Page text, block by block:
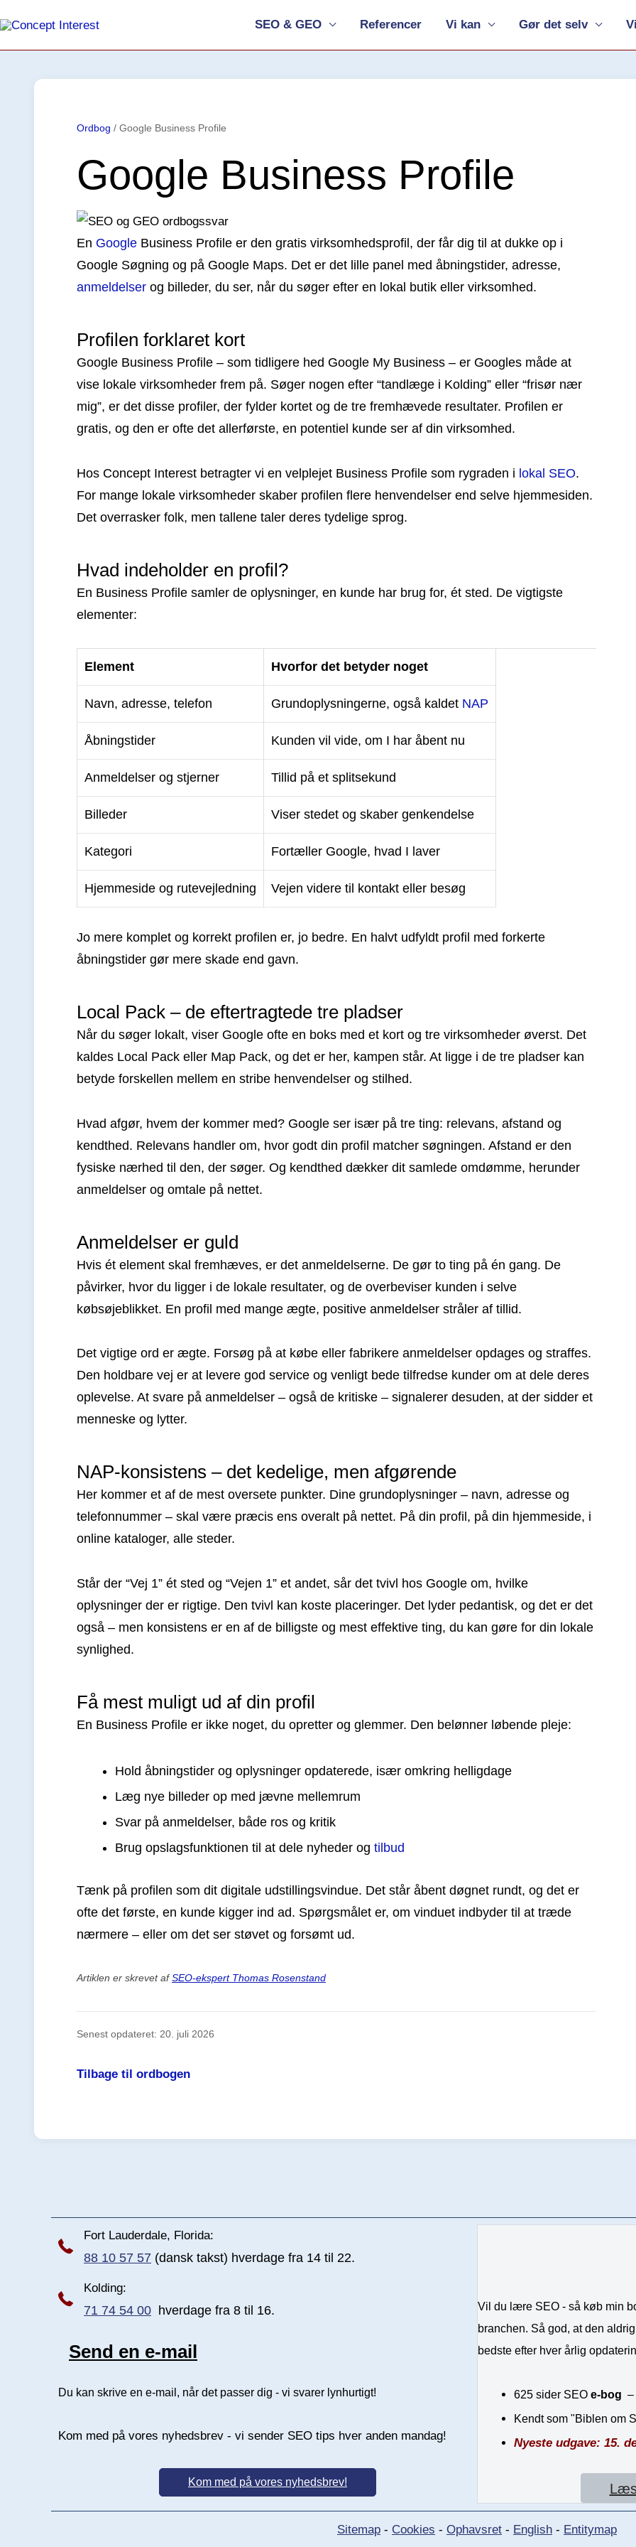
til
indholdet
SEO & GEO Referencer Vi kan Gør det selv
Ordbog / Google Business Profile
Google Business Profile
En Google Business Profile er den gratis virksomhedsprofil, der får dig til at dukke op i
Google Søgning og på Google Maps. Det er det lille panel med åbningstider, adresse,
anmeldelser og billeder, du ser, når du søger efter en lokal butik eller virksomhed.
Profilen forklaret kort
Google Business Profile – som tidligere hed Google My Business – er Googles måde at
vise lokale virksomheder frem på. Søger nogen efter “tandlæge i Kolding” eller “frisør nær
mig”, er det disse profiler, der fylder kortet og de tre fremhævede resultater. Profilen er
gratis, og den er ofte det allerførste, en potentiel kunde ser af din virksomhed.
Hos Concept Interest betragter vi en velplejet Business Profile som rygraden i lokal SEO.
For mange lokale virksomheder skaber profilen flere henvendelser end selve hjemmesiden.
Det overrasker folk, men tallene taler deres tydelige sprog.
Hvad indeholder en profil?
En Business Profile samler de oplysninger, en kunde har brug for, ét sted. De vigtigste
elementer:
Element Hvorfor det betyder noget
Navn, adresse, telefon Grundoplysningerne, også kaldet NAP
Åbningstider Kunden vil vide, om I har åbent nu
Anmeldelser og stjerner Tillid på et splitsekund
Billeder Viser stedet og skaber genkendelse
Kategori Fortæller Google, hvad I laver
Hjemmeside og rutevejledning Vejen videre til kontakt eller besøg
Jo mere komplet og korrekt profilen er, jo bedre. En halvt udfyldt profil med forkerte
åbningstider gør mere skade end gavn.
Local Pack – de eftertragtede tre pladser
Når du søger lokalt, viser Google ofte en boks med et kort og tre virksomheder øverst. Det
kaldes Local Pack eller Map Pack, og det er her, kampen står. At ligge i de tre pladser kan
betyde forskellen mellem en stribe henvendelser og stilhed.
Hvad afgør, hvem der kommer med? Google ser især på tre ting: relevans, afstand og
kendthed. Relevans handler om, hvor godt din profil matcher søgningen. Afstand er den
fysiske nærhed til den, der søger. Og kendthed dækker dit samlede omdømme, herunder
anmeldelser og omtale på nettet.
Anmeldelser er guld
Hvis ét element skal fremhæves, er det anmeldelserne. De gør to ting på én gang. De
påvirker, hvor du ligger i de lokale resultater, og de overbeviser kunden i selve
købsøjeblikket. En profil med mange ægte, positive anmeldelser stråler af tillid.
Det vigtige ord er ægte. Forsøg på at købe eller fabrikere anmeldelser opdages og straffes.
Den holdbare vej er at levere god service og venligt bede tilfredse kunder om at dele deres
oplevelse. At svare på anmeldelser – også de kritiske – signalerer desuden, at der sidder et
menneske og lytter.
NAP-konsistens – det kedelige, men afgørende
Her kommer et af de mest oversete punkter. Dine grundoplysninger – navn, adresse og
telefonnummer – skal være præcis ens overalt på nettet. På din profil, på din hjemmeside, i
online kataloger, alle steder.
Står der “Vej 1” ét sted og “Vejen 1” et andet, sår det tvivl hos Google om, hvilke
oplysninger der er rigtige. Den tvivl kan koste placeringer. Det lyder pedantisk, og det er det
også – men konsistens er en af de billigste og mest effektive ting, du kan gøre for din lokale
synlighed.
Få mest muligt ud af din profil
En Business Profile er ikke noget, du opretter og glemmer. Den belønner løbende pleje:
Hold åbningstider og oplysninger opdaterede, især omkring helligdage
Læg nye billeder op med jævne mellemrum
Svar på anmeldelser, både ros og kritik
Brug opslagsfunktionen til at dele nyheder og tilbud
Tænk på profilen som dit digitale udstillingsvindue. Det står åbent døgnet rundt, og det er
ofte det første, en kunde kigger ind ad. Spørgsmålet er, om vinduet indbyder til at træde
nærmere – eller om det ser støvet og forsømt ud.
Artiklen er skrevet afSEO-ekspert Thomas Rosenstand
Senest opdateret: 20. juli 2026
Tilbage til ordbogen
Fort Lauderdale, Florida:
88 10 57 57 (dansk takst) hverdage fra 14 til 22.
Kolding:
71 74 54 00 hverdage fra 8 til 16.
Send e-mail
Send en e-mail
Du kan skrive en e-mail, når det passer dig - vi svarer lynhurtigt!
Kom med på vores nyhedsbrev - vi sender SEO tips hver anden mandag!
Kom med på vores nyhedsbrev!
Vil du lære SEO - så køb min
branchen. Så god, at den
bedste efter hver årlig
625 sider SEO e-bog –
Kendt som "Biblen om
Nyeste udgave: 15.
Sitemap - Cookies - Ophavsret - English - Entitymap